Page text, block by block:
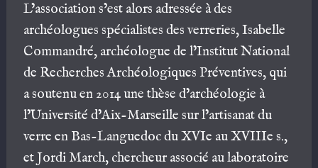
L’association s’est alors adressée à des
archéologues spécialistes des verreries, Isabelle
Commandré, archéologue de l’Institut National
de Recherches Archéologiques Préventives, qui
a soutenu en 2014 une thèse d’archéologie à
l’Université d’Aix-Marseille sur l’artisanat du
verre en Bas-Languedoc du XVIe au XVIIIe s.,
et Jordi March, chercheur associé au laboratoire